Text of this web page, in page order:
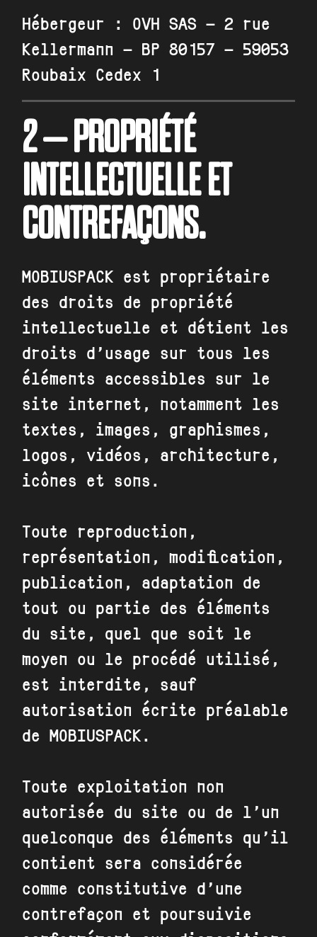
Hébergeur :
OVH SAS – 2 rue
Kellermann – BP 80157 – 59053
Roubaix Cedex 1
2 – PROPRIÉTÉ
INTELLECTUELLE ET
CONTREFAÇONS.
MOBIUSPACK est propriétaire
des droits de propriété
intellectuelle et détient les
droits d’usage sur tous les
éléments accessibles sur le
site internet, notamment les
textes, images, graphismes,
logos, vidéos, architecture,
icônes et sons.
Toute reproduction,
représentation, modification,
publication, adaptation de
tout ou partie des éléments
du site, quel que soit le
moyen ou le procédé utilisé,
est interdite, sauf
autorisation écrite préalable
de
MOBIUSPACK .
Toute exploitation non
autorisée du site ou de l’un
quelconque des éléments qu’il
contient sera considérée
comme constitutive d’une
contrefaçon et poursuivie